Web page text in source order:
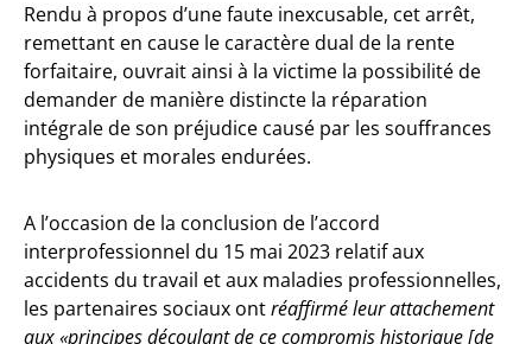
Rendu à propos d’une faute inexcusable, cet arrêt,
remettant en cause le caractère dual de la rente
forfaitaire, ouvrait ainsi à la victime la possibilité de
demander de manière distincte la réparation
intégrale de son préjudice causé par les souffrances
physiques et morales endurées.
A l’occasion de la conclusion de l’accord
interprofessionnel du 15 mai 2023 relatif aux
accidents du travail et aux maladies professionnelles,
les partenaires sociaux ontréaffirmé leur attachement
aux «principes découlant de ce compromis historique [de